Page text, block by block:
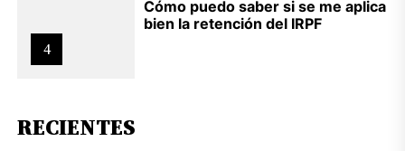
4
Cómo puedo saber si se me aplica
bien la retención del IRPF
RECIENTES